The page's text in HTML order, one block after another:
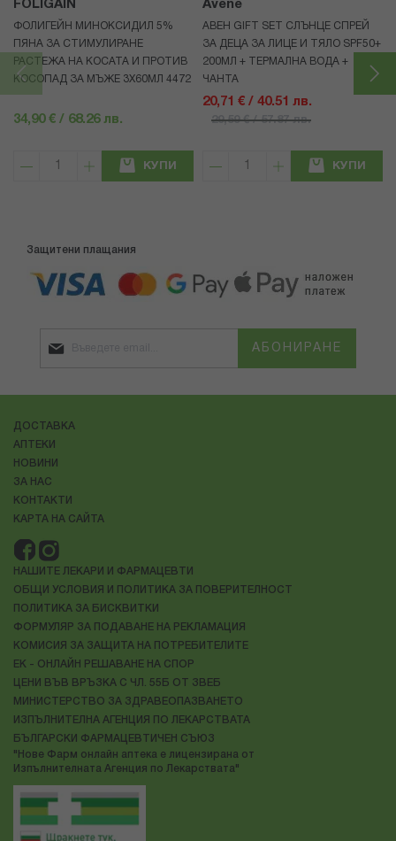
FOLIGAIN
ФОЛИГЕЙН МИНОКСИДИЛ 5%
ПЯНА ЗА СТИМУЛИРАНЕ
РАСТЕЖА НА КОСАТА И ПРОТИВ
КОСОПАД ЗА МЪЖЕ 3X60МЛ 4472
34,90 € / 68.26 лв.
КУПИ
Avene
АВЕН GIFT SET СЛЪНЦЕ СПРЕЙ
ЗА ДЕЦА ЗА ЛИЦЕ И ТЯЛО SPF50+
200МЛ + ТЕРМАЛНА ВОДА +
ЧАНТА
20,71 € / 40.51 лв.
29,59 € / 57.87 лв.
КУПИ
Защитени плащания
АБОНИРАНЕ
ДОСТАВКА
АПТЕКИ
НОВИНИ
ЗА НАС
КОНТАКТИ
КАРТА НА САЙТА
НАШИТЕ ЛЕКАРИ И ФАРМАЦЕВТИ
ОБЩИ УСЛОВИЯ И ПОЛИТИКА ЗА ПОВЕРИТЕЛНОСТ
ПОЛИТИКА ЗА БИСКВИТКИ
ФОРМУЛЯР ЗА ПОДАВАНЕ НА РЕКЛАМАЦИЯ
КОМИСИЯ ЗА ЗАЩИТА НА ПОТРЕБИТЕЛИТЕ
ЕК - ОНЛАЙН РЕШАВАНЕ НА СПОР
ЦЕНИ ВЪВ ВРЪЗКА С ЧЛ. 55Б ОТ ЗВЕБ
МИНИСТЕРСТВО ЗА ЗДРАВЕОПАЗВАНЕТО
ИЗПЪЛНИТЕЛНА АГЕНЦИЯ ПО ЛЕКАРСТВАТА
БЪЛГАРСКИ ФАРМАЦЕВТИЧЕН СЪЮЗ
"Нове Фарм онлайн аптека е лицензирана от
Изпълнителната Агенция по Лекарствата"